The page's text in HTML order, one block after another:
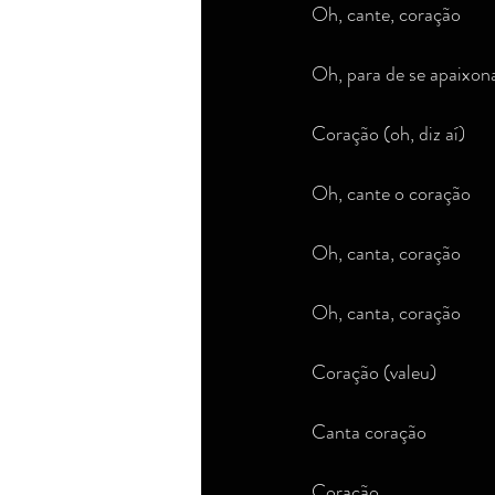
Oh, cante, coração
Oh, para de se
Coração (oh, diz aí)
Oh, cante o coração
Oh, canta, coração
Oh, canta, coração
Coração (valeu)
Canta coração